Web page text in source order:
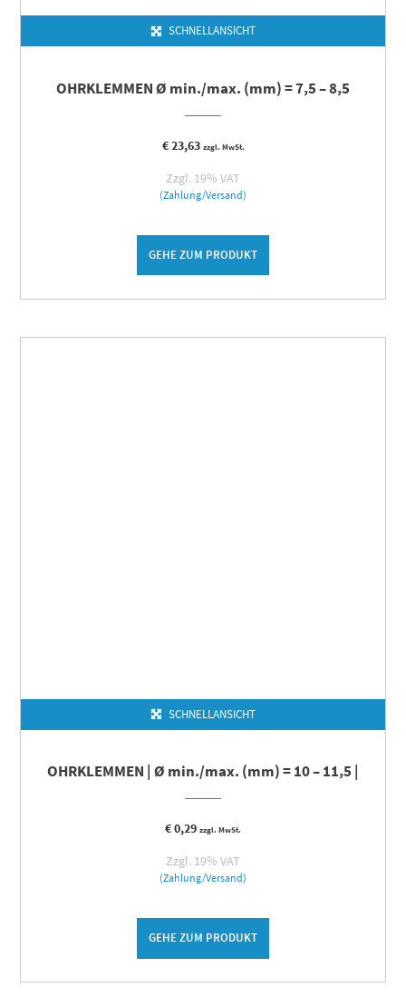
SCHNELLANSICHT
OHRKLEMMEN Ø min./max. (mm) = 7,5 – 8,5
€23,63 zzgl. MwSt.
Zzgl. 19% VAT
(Zahlung/Versand)
GEHE ZUM PRODUKT
SCHNELLANSICHT
OHRKLEMMEN | Ø min./max. (mm) = 10 – 11,5 |
€0,29 zzgl. MwSt.
Zzgl. 19% VAT
(Zahlung/Versand)
GEHE ZUM PRODUKT